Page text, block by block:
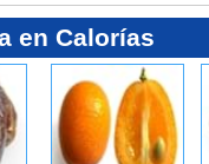
en Calorías